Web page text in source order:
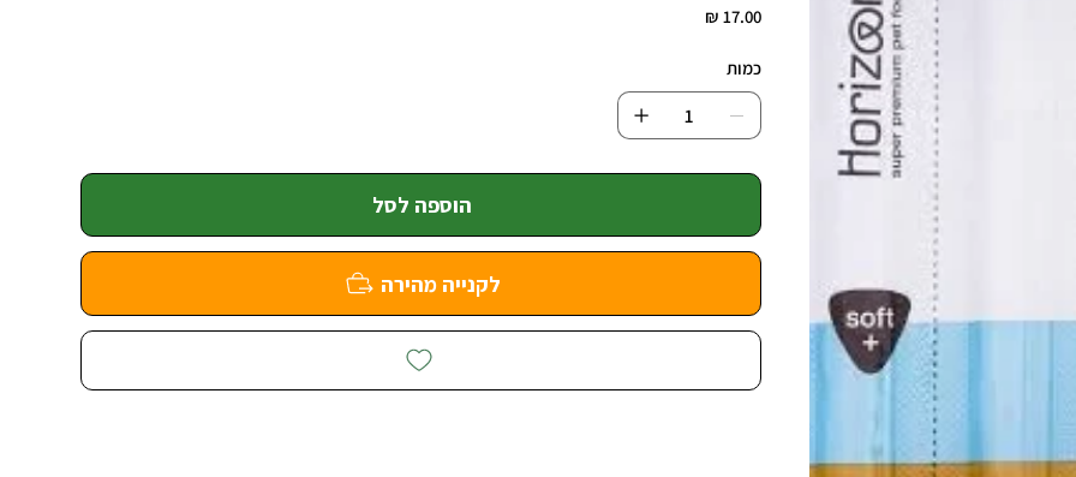
מחיר ‏17.00 ‏₪
כמות
הוספה לסל
לקנייה מהירה